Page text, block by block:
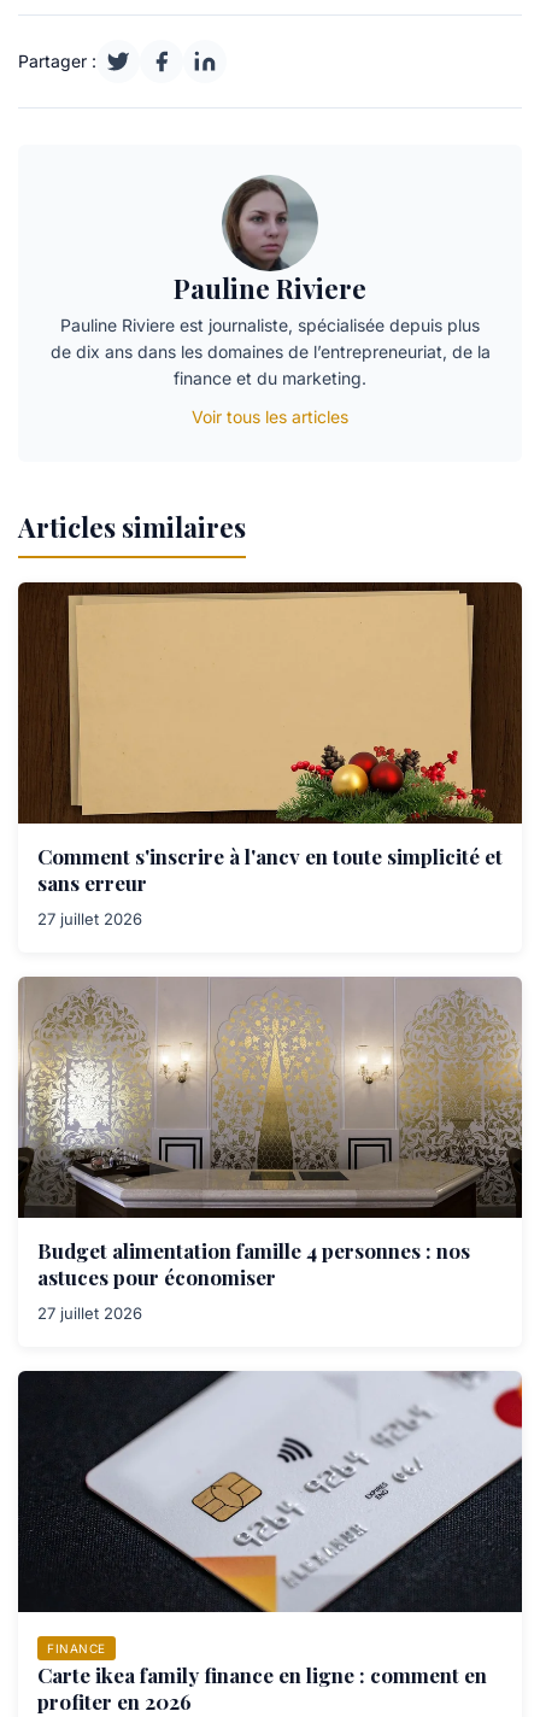
Partager :
Pauline Riviere
Pauline Riviere est journaliste, spécialisée depuis plus
de dix ans dans les domaines de l’entrepreneuriat, de la
finance et du marketing.
Voir tous les articles
Articles similaires
Comment s'inscrire à l'ancv en toute simplicité et
sans erreur
27 juillet 2026
Budget alimentation famille 4 personnes : nos
astuces pour économiser
27 juillet 2026
FINANCE
Carte ikea family finance en ligne : comment en
profiter en 2026